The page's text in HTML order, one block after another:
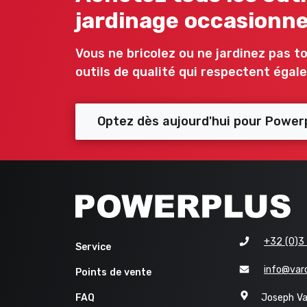
jardinage
Vous ne bricolez ou ne jardinez pas
outils de qualité qui respectent
Optez dès aujourd'hui pour
Service
Points de vente
FAQ
+32 (0)3
Joseph